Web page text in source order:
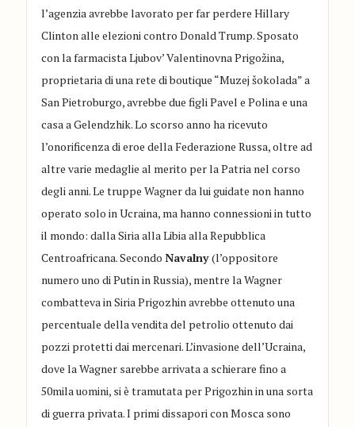
l’agenzia avrebbe lavorato per far perdere Hillary
Clinton alle elezioni contro Donald Trump. Sposato
con la farmacista Ljubov’ Valentinovna Prigožina,
proprietaria di una rete di boutique “Muzej šokolada” a
San Pietroburgo, avrebbe due figli Pavel e Polina e una
casa a Gelendzhik. Lo scorso anno ha ricevuto
l’onorificenza di eroe della Federazione Russa, oltre ad
altre varie medaglie al merito per la Patria nel corso
degli anni. Le truppe Wagner da lui guidate non hanno
operato solo in Ucraina, ma hanno connessioni in tutto
il mondo: dalla Siria alla Libia alla Repubblica
Centroafricana. SecondoNavalny(l’oppositore
numero uno di Putin in Russia), mentre la Wagner
combatteva in Siria Prigozhin avrebbe ottenuto una
percentuale della vendita del petrolio ottenuto dai
pozzi protetti dai mercenari. L’invasione dell’Ucraina,
dove la Wagner sarebbe arrivata a schierare fino a
50mila uomini, si è tramutata per Prigozhin in una sorta
di guerra privata. I primi dissapori con Mosca sono